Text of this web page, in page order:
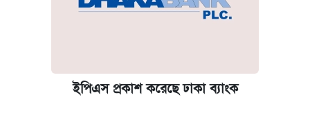
ইপিএস প্রকাশ করেছে ঢাকা ব্যাংক